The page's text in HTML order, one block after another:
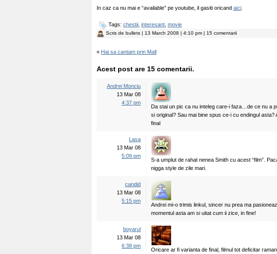
In caz ca nu mai e “available” pe youtube, il gasiti oricand aici
Tags: chestii interesant movie
Scris de bullets | 13 March 2008 | 4:10 pm | 15 comentarii
« Hai sa cantam prin Mall
Acest post are 15 comentarii.
Andrei Monciu
13 Mar 08
4:37 pm
Da stai un pic ca nu inteleg care-i faza…de ce nu a
si original? Sau mai bine spus ce-i cu endingul
final
Lasa
13 Mar 08
5:09 pm
S-a umplut de rahat nenea Smith cu acest “film”.
nigga style de zile mari.
candid
13 Mar 08
5:15 pm
Andrei mi-o trimis linkul, sincer nu prea ma
momentul asta am si uitat cum ii zice, in fine!
boyarul
13 Mar 08
6:38 pm
Oricare ar fi varianta de final, filmul tot deficitar